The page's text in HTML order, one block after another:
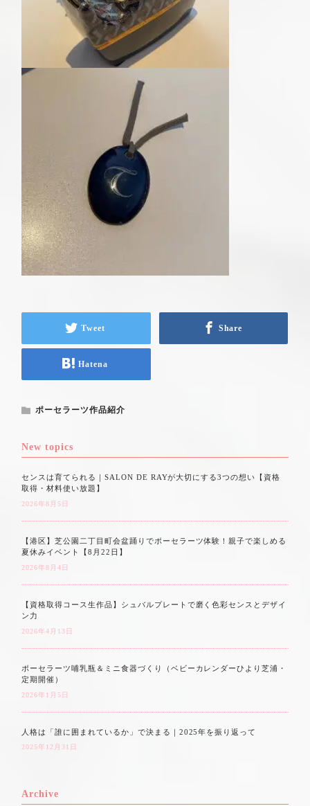
Tweet Share
Hatena
ポーセラーツ作品紹介
New topics
センスは育てられる｜SALON DE RAYが大切にする3つの想い【資格
取得・材料使い放題】
2026年8月5日
【港区】芝公園二丁目町会盆踊りでポーセラーツ体験！親子で楽しめる
夏休みイベント【8月22日】
2026年8月4日
【資格取得コース生作品】シュバルプレートで磨く色彩センスとデザイ
ン力
2026年4月13日
ポーセラーツ哺乳瓶＆ミニ食器づくり（ベビーカレンダーひより芝浦・
定期開催）
2026年1月5日
人格は「誰に囲まれているか」で決まる｜2025年を振り返って
2025年12月31日
Archive